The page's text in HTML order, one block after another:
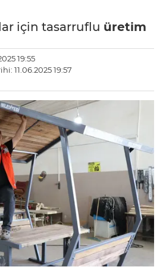
için tasarruflu üretim
19:55
11.06.2025 19:57